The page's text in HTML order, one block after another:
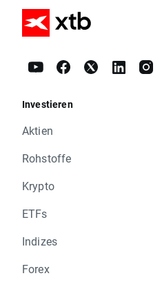
Investieren
Aktien
Rohstoffe
Krypto
ETFs
Indizes
Forex